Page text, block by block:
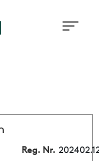
Reg. Nr.